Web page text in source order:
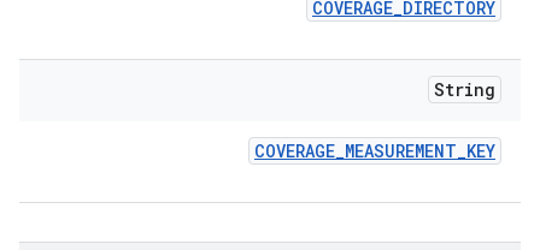
COVERAGE_DIRECTORY
String
COVERAGE_MEASUREMENT_KEY